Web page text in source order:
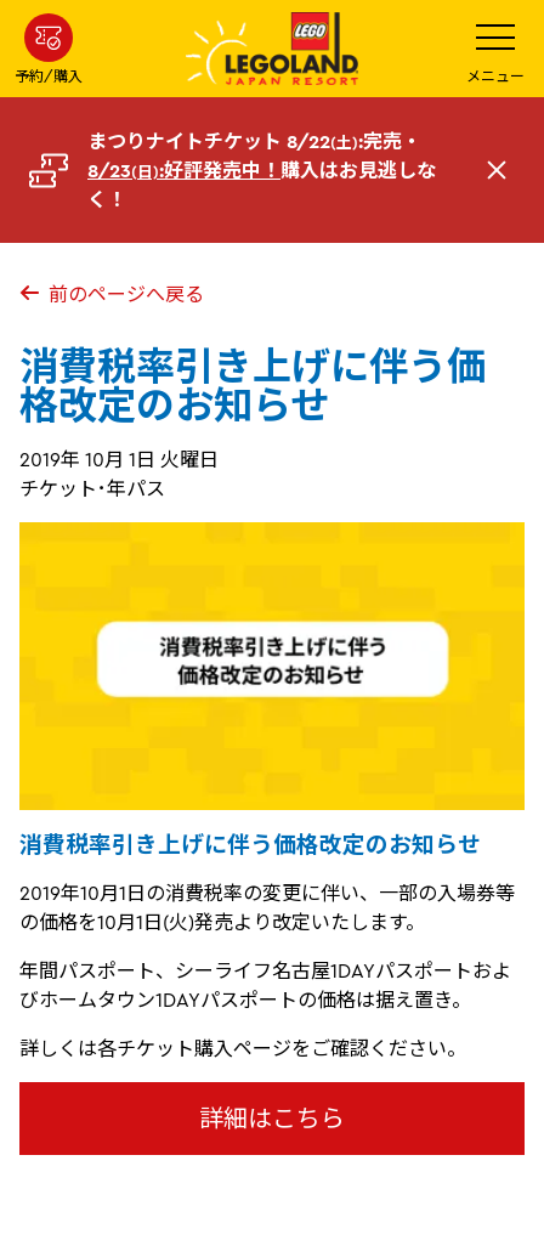
ン
コ
へ
予約/購入
メ
ニ
ュ
ー
を
開
メニュー
まつりナイトチケット 8/22(土):完売・
8/23(日):好評発売中！ 購入はお見逃しな
く！
閉
前のページへ戻る
消費税率引き上げに伴う価
格改定のお知らせ
2019年 10月 1日 火曜日
チケット･年パス
消費税率引き上げに伴う価格改定のお知らせ
2019年10月1日の消費税率の変更に伴い、一部の入場券等
の価格を10月1日(火)発売より改定いたします。
年間パスポート、シーライフ名古屋1DAYパスポートおよ
びホームタウン1DAYパスポートの価格は据え置き。
詳しくは各チケット購入ページをご確認ください。
詳細はこちら